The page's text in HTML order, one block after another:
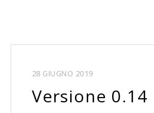
28 GIUGNO 2019
Versione 0.14